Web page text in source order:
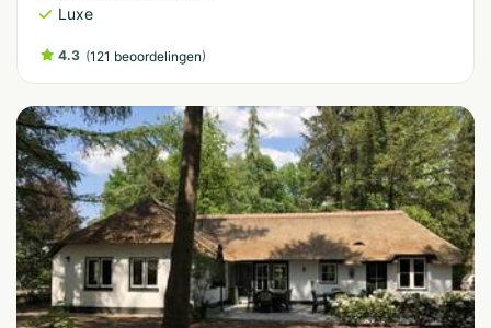
Luxe
4.3 (121 beoordelingen)